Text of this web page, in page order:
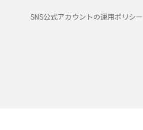
SNS公式アカウントの運用ポリシー